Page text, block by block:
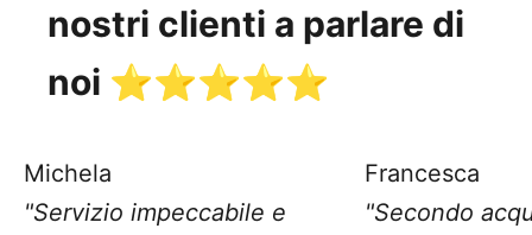
nostri clienti a parlare di
noi ⭐️⭐️⭐️⭐️⭐️
Michela
"Servizio impeccabile e
Francesca
"Secondo